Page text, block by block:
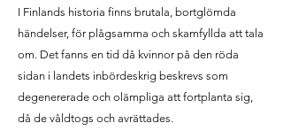
I Finlands historia finns brutala, bortglömda
händelser, för plågsamma och skamfyllda att tala
om. Det fanns en tid då kvinnor på den röda
sidan i landets inbördeskrig beskrevs som
degenererade och olämpliga att fortplanta sig,
då de våldtogs och avrättades.